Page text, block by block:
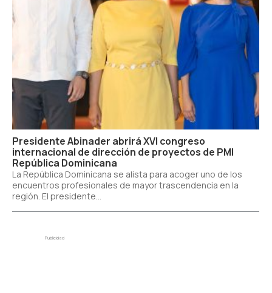
Presidente Abinader abrirá XVI congreso
internacional de dirección de proyectos de PMI
República Dominicana
La República Dominicana se alista para acoger uno de los
encuentros profesionales de mayor trascendencia en la
región. El presidente...
Publicidad